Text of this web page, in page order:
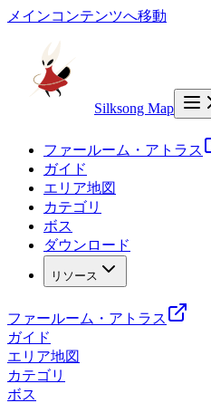
メインコンテンツへ移動
Silksong Map
ファールーム・アトラス
ガイド
エリア地図
カテゴリ
ボス
ダウンロード
リソース
ファールーム・アトラス
ガイド
エリア地図
カテゴリ
ボス